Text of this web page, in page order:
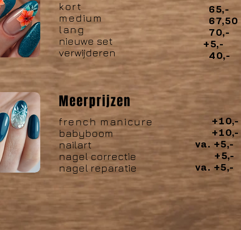
kort
medium
lang
nieuwe set
verwijderen
65,-
67,50
70,-
+5,-
40,-
Meerprijzen
french manicure
babyboom
nailart
nagel correctie
nagel reparatie
+10,-
+10,-
va. +5,-
+5,-
va. +5,-